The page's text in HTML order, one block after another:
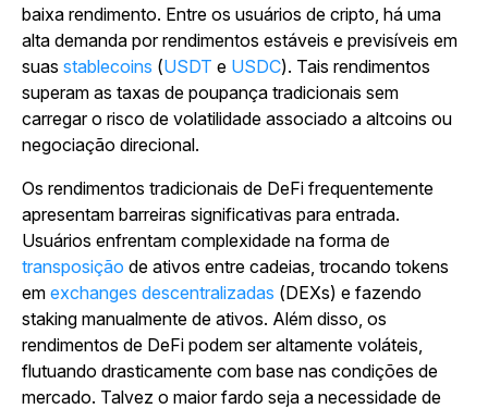
baixa rendimento. Entre os usuários de cripto, há uma
alta demanda por rendimentos estáveis e previsíveis em
suas stablecoins (USDT e USDC). Tais rendimentos
superam as taxas de poupança tradicionais sem
carregar o risco de volatilidade associado a altcoins ou
negociação direcional.
Os rendimentos tradicionais de DeFi frequentemente
apresentam barreiras significativas para entrada.
Usuários enfrentam complexidade na forma de
transposição de ativos entre cadeias, trocando tokens
em exchanges descentralizadas (DEXs) e fazendo
staking manualmente de ativos. Além disso, os
rendimentos de DeFi podem ser altamente voláteis,
flutuando drasticamente com base nas condições de
mercado. Talvez o maior fardo seja a necessidade de